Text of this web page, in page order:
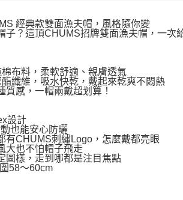
經典款雙面漁夫帽，風格隨你變
子？這頂CHUMS招牌雙面漁夫帽，一
布料，柔軟舒適、親膚透氣
纖維，吸水快乾，戴起來乾爽不悶熱
質感，一帽兩戴超划算！
設計
也能安心防曬
有CHUMS刺繡Logo，怎麼戴都亮眼
大也不怕帽子飛走
圖樣，走到哪都是注目焦點
58～60cm